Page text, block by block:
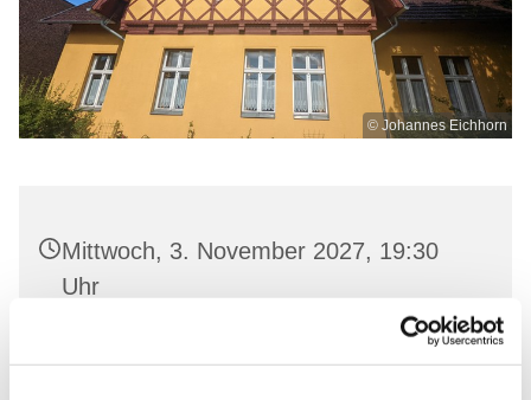
© Johannes Eichhorn
Mittwoch, 3. November 2027, 19:30
Uhr
Gemeindehaus Neutornow, Neutornow